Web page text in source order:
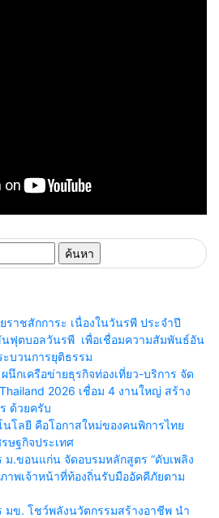
ราชสักการะ เนื่องในวันรพี ประจำปี
ฟุตบอลวันรพี เพื่อเชื่อมความสัมพันธ์อัน
บวนการยุติธรรม
นึกเครือข่ายธุรกิจท่องเที่ยว-บริการ จัด
2026 เชื่อม 4 งานใหญ่ สร้าง
ด้วยครับ
โลยี คือโอกาสใหม่ของคนพิการไทย
ษฐกิจประเทศ
ม.ขอนแก่น จัดอบรมหลักสูตร “ดับเพลิง
าพเจ้าหน้าที่ท้องถิ่นรับมืออัคคีภัยตาม
มข. โชว์พลังนวัตกรรมสร้างอาชีพ นำ